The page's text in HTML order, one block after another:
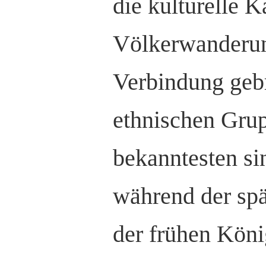
die kulturelle
Verbindung
ethnischen
bekanntesten
während der
der frühen